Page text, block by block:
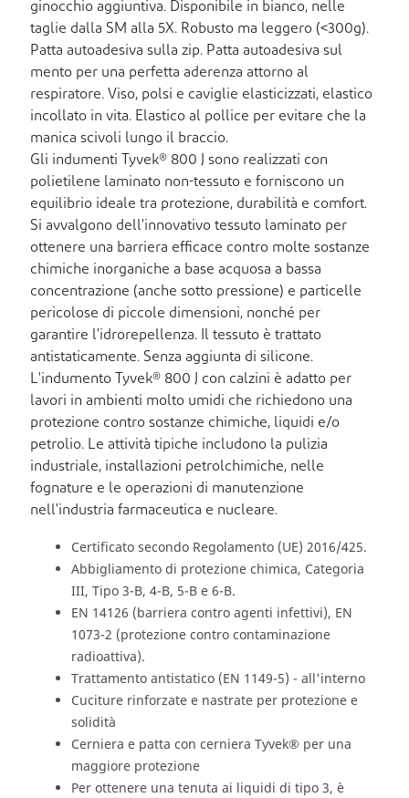
ginocchio aggiuntiva. Disponibile in bianco, nelle
taglie dalla SM alla 5X. Robusto ma leggero (<300g).
Patta autoadesiva sulla zip. Patta autoadesiva sul
mento per una perfetta aderenza attorno al
respiratore. Viso, polsi e caviglie elasticizzati, elastico
incollato in vita. Elastico al pollice per evitare che la
manica scivoli lungo il braccio.
Gli indumenti Tyvek® 800 J sono realizzati con
polietilene laminato non-tessuto e forniscono un
equilibrio ideale tra protezione, durabilità e comfort.
Si avvalgono dell'innovativo tessuto laminato per
ottenere una barriera efficace contro molte sostanze
chimiche inorganiche a base acquosa a bassa
concentrazione (anche sotto pressione) e particelle
pericolose di piccole dimensioni, nonché per
garantire l'idrorepellenza. Il tessuto è trattato
antistaticamente. Senza aggiunta di silicone.
L'indumento Tyvek® 800 J con calzini è adatto per
lavori in ambienti molto umidi che richiedono una
protezione contro sostanze chimiche, liquidi e/o
petrolio. Le attività tipiche includono la pulizia
industriale, installazioni petrolchimiche, nelle
fognature e le operazioni di manutenzione
nell'industria farmaceutica e nucleare.
Certificato secondo Regolamento (UE) 2016/425.
Abbigliamento di protezione chimica, Categoria
III, Tipo 3-B, 4-B, 5-B e 6-B.
EN 14126 (barriera contro agenti infettivi), EN
1073-2 (protezione contro contaminazione
radioattiva).
Trattamento antistatico (EN 1149-5) - all'interno
Cuciture rinforzate e nastrate per protezione e
solidità
Cerniera e patta con cerniera Tyvek® per una
maggiore protezione
Per ottenere una tenuta ai liquidi di tipo 3, è